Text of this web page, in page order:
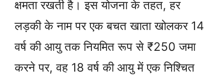
क्षमता रखती है। इस योजना के तहत, हर
लड़की के नाम पर एक बचत खाता खोलकर 14
वर्ष की आयु तक नियमित रूप से ₹250 जमा
करने पर, वह 18 वर्ष की आयु में एक निश्चित